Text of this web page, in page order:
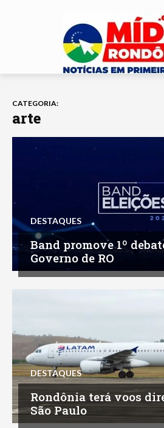
CATEGORIA:
arte
DESTAQUES
Band promove 1º
Governo de RO
DESTAQUES
Rondônia terá voos
São Paulo